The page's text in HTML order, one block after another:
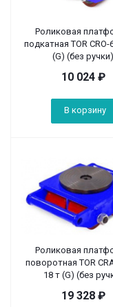
Роликовая
подкатная TOR CRO-
(G) (без ручки)
10 024₽
В корзину
Роликовая
поворотная TOR
18 т (G) (без
19 328₽